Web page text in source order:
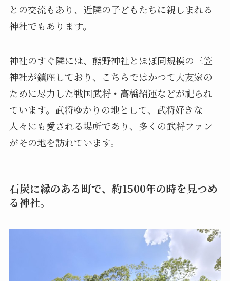
との交流もあり、近隣の子どもたちに親しまれる
神社でもあります。
神社のすぐ隣には、熊野神社とほぼ同規模の三笠
神社が鎮座しており、こちらではかつて大友家の
ために尽力した戦国武将・高橋紹運などが祀られ
ています。武将ゆかりの地として、武将好きな
人々にも愛される場所であり、多くの武将ファン
がその地を訪れています。
石炭に縁のある町で、約1500年の時を見つめ
る神社。